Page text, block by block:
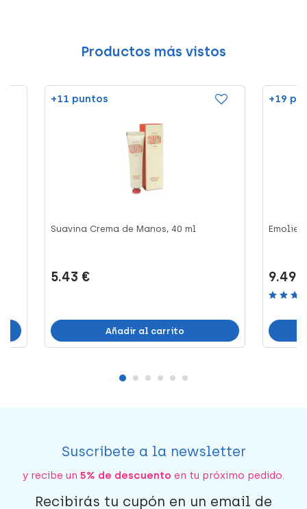
Productos más vistos
+11 puntos
Suavina Crema de Manos, 40 ml
5.43 €
Añadir al carrito
+19
9.49
Suscríbete a la newsletter
y recibe un 5% de descuento en tu próximo pedido.
Recibirás tu cupón en un email de